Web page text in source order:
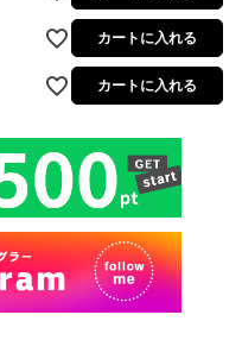
カートに入れる
カートに入れる